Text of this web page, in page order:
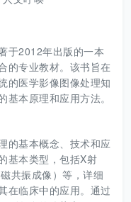
于2012年出版的一本
的专业教材。该书旨在
的医学影像图像处理知
本原理和应用方法。
的基本概念、技术和应
基本类型，包括X射
共振成像）等，详细
在临床中的应用。通过